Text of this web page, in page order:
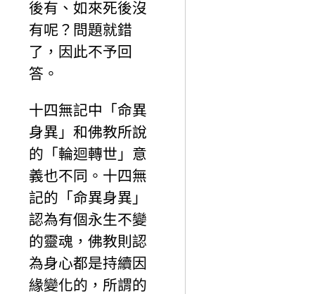
後有、如來死後沒
有呢？問題就錯
了，因此不予回
答。
十四無記中「命異
身異」和佛教所說
的「輪迴轉世」意
義也不同。十四無
記的「命異身異」
認為有個永生不變
的靈魂，佛教則認
為身心都是持續因
緣變化的，所謂的